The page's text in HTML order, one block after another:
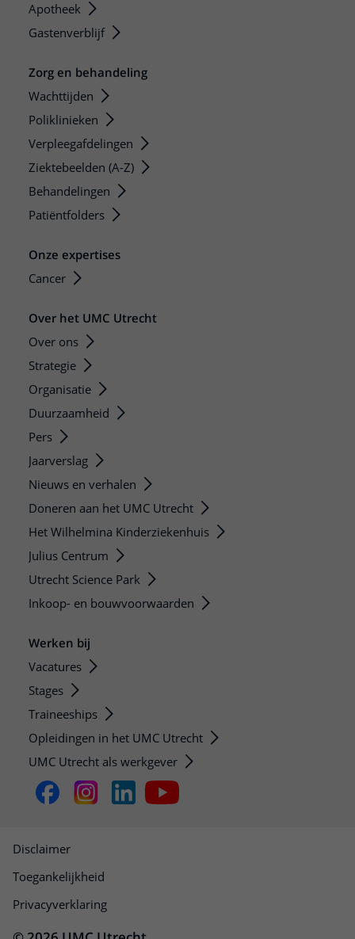
Apotheek
Gastenverblijf
Zorg en behandeling
Wachttijden
Poliklinieken
Verpleegafdelingen
Ziektebeelden (A-Z)
Behandelingen
Patiëntfolders
Onze expertises
Cancer
Over het UMC Utrecht
Over ons
Strategie
Organisatie
Duurzaamheid
Pers
Jaarverslag
Nieuws en verhalen
Doneren aan het UMC Utrecht
Het Wilhelmina Kinderziekenhuis
Julius Centrum
Utrecht Science Park
Inkoop- en bouwvoorwaarden
Werken bij
Vacatures
Stages
Traineeships
Opleidingen in het UMC Utrecht
UMC Utrecht als werkgever
Disclaimer
Toegankelijkheid
Privacyverklaring